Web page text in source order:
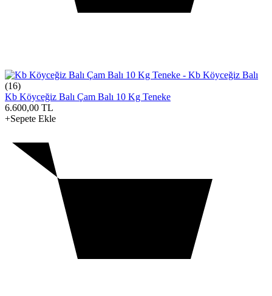
(16)
Kb Köyceğiz Balı Çam Balı 10 Kg Teneke
6.600,00 TL
+Sepete Ekle